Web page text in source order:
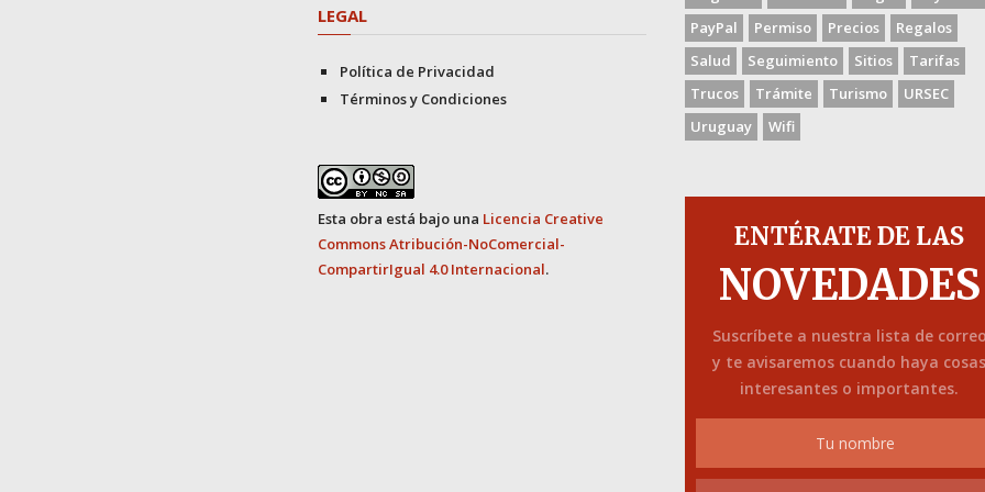
LEGAL
Política de Privacidad
Términos y Condiciones
Esta obra está bajo una Licencia Creative
Commons Atribución-NoComercial-
CompartirIgual 4.0 Internacional.
PayPal
Permiso Precios
Regalos
Salud
Seguimiento Sitios
Tarifas
Trucos
Trámite Turismo
URSEC
Uruguay
Wifi
ENTÉRATE DE LAS
NOVEDADES
Suscríbete a nuestra lista de
y te avisaremos cuando haya
interesantes o importantes.